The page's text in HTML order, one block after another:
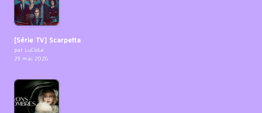
[Série TV] Scarpetta
par LuCioLe
29 mai 2026